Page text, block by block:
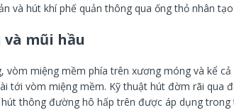
và hút khí phế quản thông qua ống thỏ nhân
mũi hầu
vòm miệng mềm phía trên xương móng và kể
tới vòm miệng mềm. Kỹ thuật hút đờm rãi qua
thông đường hô hấp trên được áp dụng